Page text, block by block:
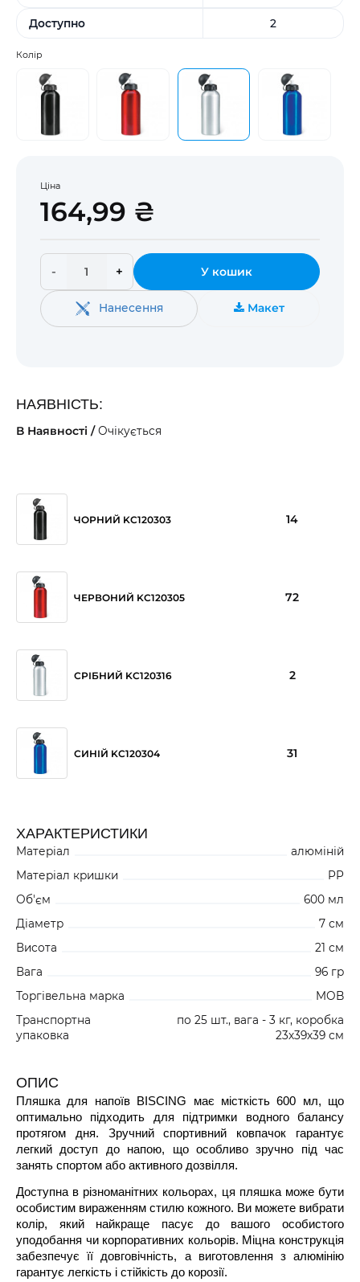
Доступно 2
Колір
Ціна
164,99 ₴
- + У кошик
Нанесення Макет
НАЯВНІСТЬ:
В Наявності /Очікується
ЧОРНИЙ KC120303 14
ЧЕРВОНИЙ KC120305 72
СРІБНИЙ KC120316 2
СИНІЙ KC120304 31
ХАРАКТЕРИСТИКИ
Матеріал
алюміній
Матеріал кришки
PP
Об'єм
600 мл
Діаметр
7 см
Висота
21 см
Вага
96 гр
Торгівельна марка
MOB
Транспортна
упаковка
по 25 шт., вага - 3 кг, коробка
23х39х39 см
ОПИС
Пляшка для напоїв BISCING має місткість 600 мл, що
оптимально підходить для підтримки водного балансу
протягом дня. Зручний спортивний ковпачок гарантує
легкий доступ до напою, що особливо зручно під час
занять спортом або активного дозвілля.
Доступна в різноманітних кольорах, ця пляшка може бути
особистим вираженням стилю кожного. Ви можете вибрати
колір, який найкраще пасує до вашого особистого
уподобання чи корпоративних кольорів. Міцна конструкція
забезпечує її довговічність, а виготовлення з алюмінію
гарантує легкість і стійкість до корозії.